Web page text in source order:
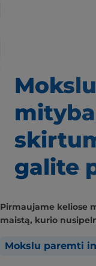
mityba
galite
Pirmaujame keliose
maistą, kurio
Mokslu paremti